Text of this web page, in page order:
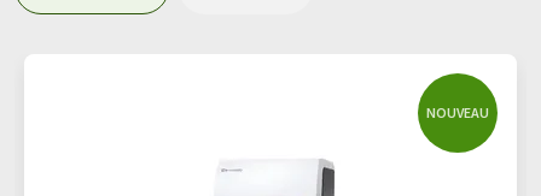
NOUVEAU